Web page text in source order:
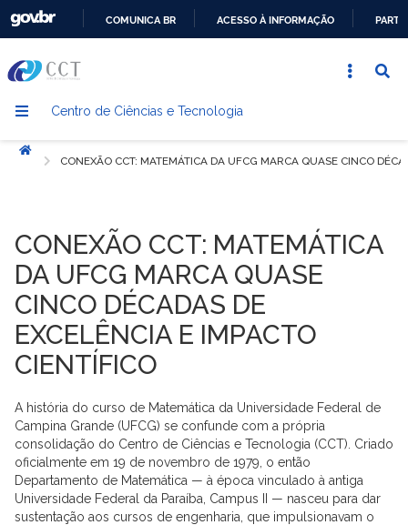
CONTEÚDO
COMUNICA BR ACESSO À INFORMAÇÃO
Centro de Ciências e Tecnologia
Início
CONEXÃO CCT: MATEMÁTICA DA UFCG MARCA QUASE CINCO
CONEXÃO CCT: MATEMÁTICA
DA UFCG MARCA QUASE
CINCO DÉCADAS DE
EXCELÊNCIA E IMPACTO
CIENTÍFICO
A história do curso de Matemática da Universidade Federal de
Campina Grande (UFCG) se confunde com a própria
consolidação do Centro de Ciências e Tecnologia (CCT). Criado
oficialmente em 19 de novembro de 1979, o então
Departamento de Matemática — à época vinculado à antiga
Universidade Federal da Paraíba, Campus II — nasceu para dar
sustentação aos cursos de engenharia, que impulsionavam o